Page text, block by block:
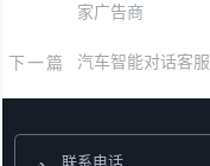
家广告商
下一篇 汽车智能对话客
联系电话